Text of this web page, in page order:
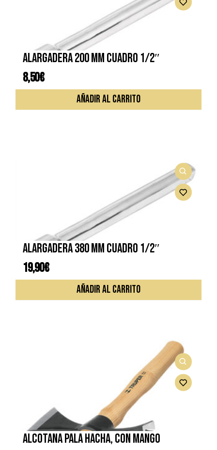
Alargadera 200 mm cuadro 1/2″
8,50€
AÑADIR AL CARRITO
Alargadera 380 mm cuadro 1/2″
19,90€
AÑADIR AL CARRITO
ALCOTANA PALA HACHA, CON MANGO